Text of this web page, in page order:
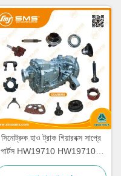
সিনোট্রুক হাও ট্রাক গিয়ারবক্স সাপ্রে
পার্টস HW19710 HW19710T
HW19712